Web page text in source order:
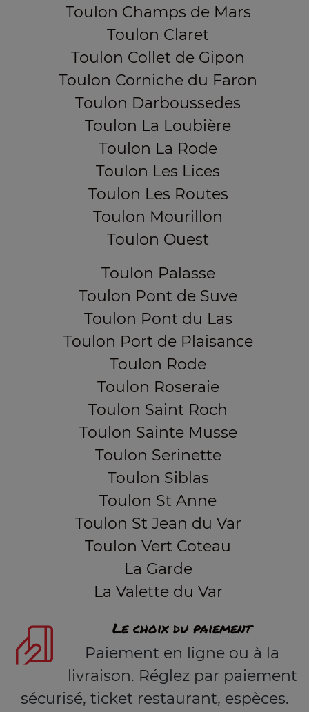
Toulon Champs de Mars
Toulon Claret
Toulon Collet de Gipon
Toulon Corniche du Faron
Toulon Darboussedes
Toulon La Loubière
Toulon La Rode
Toulon Les Lices
Toulon Les Routes
Toulon Mourillon
Toulon Ouest
Toulon Palasse
Toulon Pont de Suve
Toulon Pont du Las
Toulon Port de Plaisance
Toulon Rode
Toulon Roseraie
Toulon Saint Roch
Toulon Sainte Musse
Toulon Serinette
Toulon Siblas
Toulon St Anne
Toulon St Jean du Var
Toulon Vert Coteau
La Garde
La Valette du Var
Le choix du paiement
Paiement en ligne ou à la
livraison. Réglez par paiement
sécurisé, ticket restaurant, espèces.